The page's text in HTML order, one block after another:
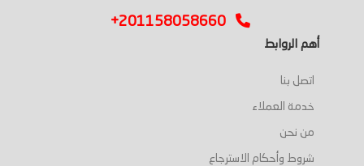
+201158058660
أهم الروابط
اتصل بنا
خدمة العملاء
من نحن
شروط وأحكام الاسترجاع